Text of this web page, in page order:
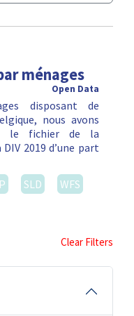
ménages
Open Data
disposant de
nous avons
le fichier de la
2019 d’une part
SLD
WFS
Clear Filters